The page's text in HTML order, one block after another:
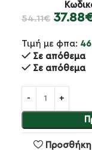
54.11€ 37.88
Τιμή με φπα:
Σε απόθεμα
Σε απόθεμα